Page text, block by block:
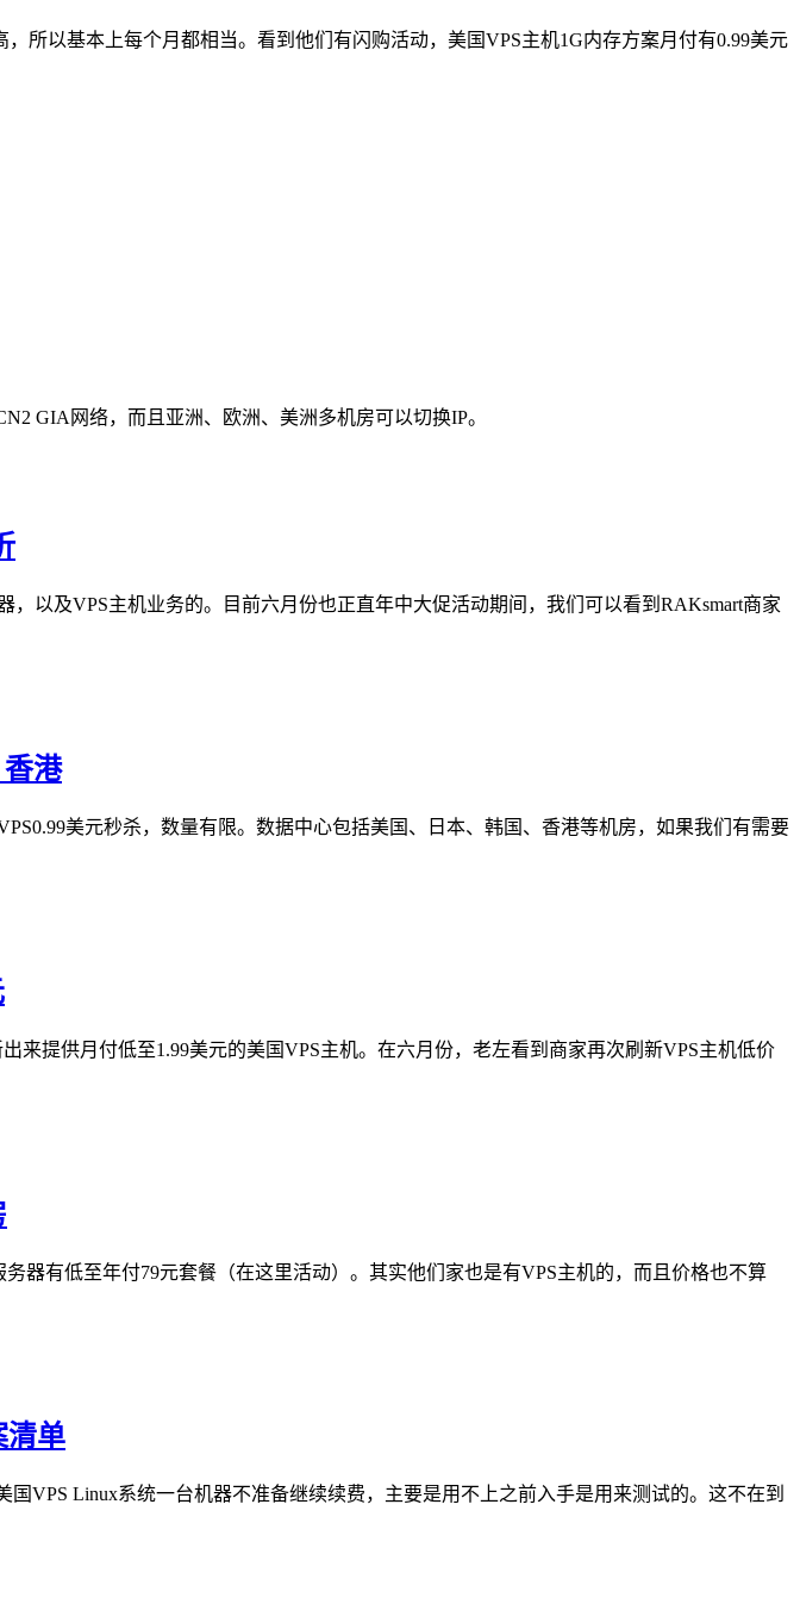
所以基本上每个月都相当。看到他们有闪购活动，美国VPS主机1G内存方案月付有0.99美元
GIA网络，而且亚洲、欧洲、美洲多机房可以切换IP。
以及VPS主机业务的。目前六月份也正直年中大促活动期间，我们可以看到RAKsmart商家
港
美元秒杀，数量有限。数据中心包括美国、日本、韩国、香港等机房，如果我们有需要
来提供月付低至1.99美元的美国VPS主机。在六月份，老左看到商家再次刷新VPS主机低价
器有低至年付79元套餐（在这里活动）。其实他们家也是有VPS主机的，而且价格也不算
清单
VPS Linux系统一台机器不准备继续续费，主要是用不上之前入手是用来测试的。这不在到